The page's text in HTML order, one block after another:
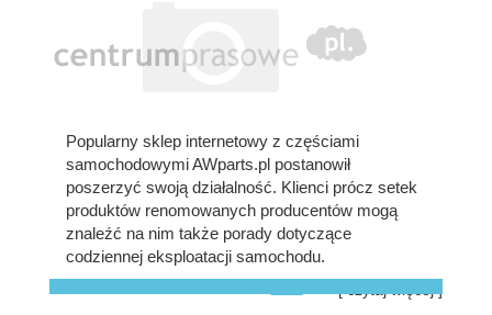
Popularny sklep internetowy z częściami
samochodowymi AWparts.pl postanowił
poszerzyć swoją działalność. Klienci prócz setek
produktów renomowanych producentów mogą
znaleźć na nim także porady dotyczące
codziennej eksploatacji samochodu.